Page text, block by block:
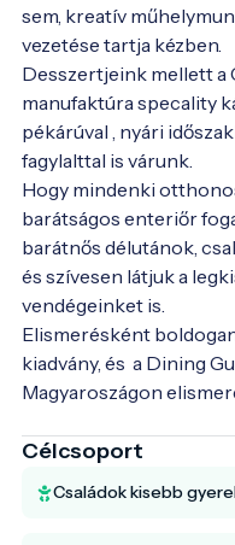
sem, kreatív
vezetése tartja kézben.
Desszertjeink mellett a
manufaktúra specality
pékárúval , nyári
fagylalttal is várunk.
Hogy mindenki
barátságos enteriőr
barátnős délutánok,
és szívesen látjuk a
vendégeinket is.
Elismerésként
kiadvány, és  a Dining
Magyaroszágon
Célcsoport
Családok kisebb